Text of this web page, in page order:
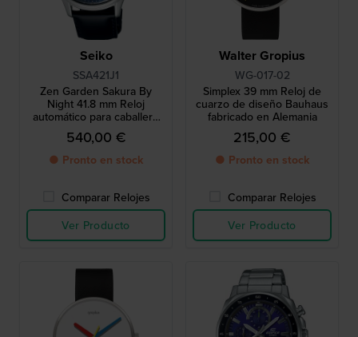
Seiko
SSA421J1
Zen Garden Sakura By
Night 41.8 mm Reloj
automático para caballero
con corazón abierto
540,00 €
● Pronto en stock
Comparar Relojes
Ver Producto
Walter Gropius
WG-017-02
Simplex 39 mm Reloj de
cuarzo de diseño Bauhaus
fabricado en Alemania
215,00 €
● Pronto en stock
Comparar Relojes
Ver Producto